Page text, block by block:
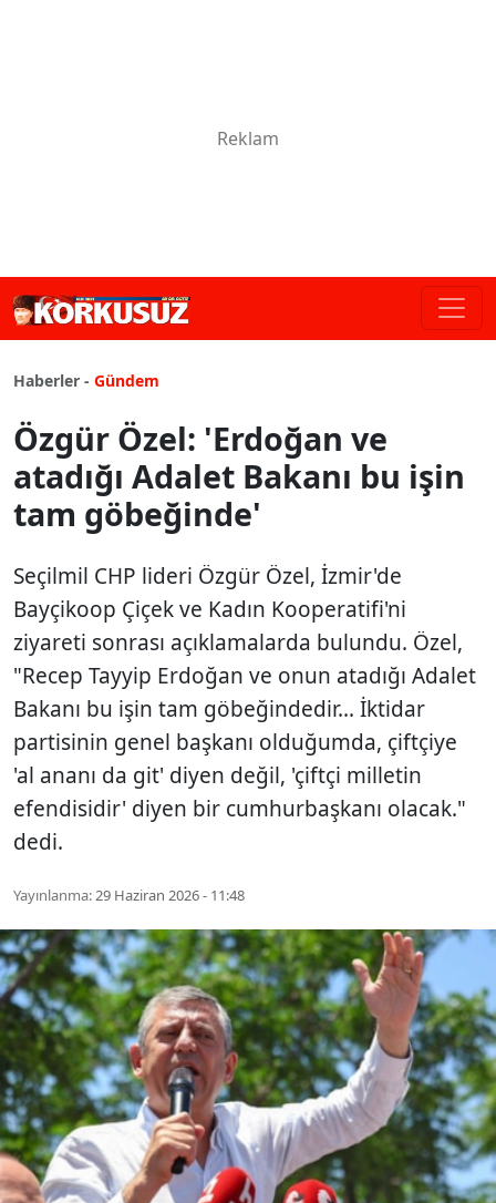
Haberler - Gündem
Özgür Özel: 'Erdoğan ve
atadığı Adalet Bakanı bu işin
tam göbeğinde'
Seçilmil CHP lideri Özgür Özel, İzmir'de
Bayçikoop Çiçek ve Kadın Kooperatifi'ni
ziyareti sonrası açıklamalarda bulundu. Özel,
"Recep Tayyip Erdoğan ve onun atadığı Adalet
Bakanı bu işin tam göbeğindedir... İktidar
partisinin genel başkanı olduğumda, çiftçiye
'al ananı da git' diyen değil, 'çiftçi milletin
efendisidir' diyen bir cumhurbaşkanı olacak."
dedi.
Yayınlanma:29 Haziran 2026 - 11:48